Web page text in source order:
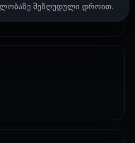
შეზღუდული დროით.